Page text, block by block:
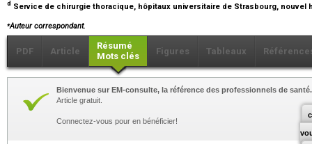
d Service de chirurgie thoracique, hôpitaux universitaire de Strasbourg, nouvel
⁎Auteur correspondant.
PDF Article
Résumé
Mots clés
Figures Tableaux
Bienvenue sur EM-consulte, la référence des professionnels de santé.
Article gratuit.
Connectez-vous pour en bénéficier!